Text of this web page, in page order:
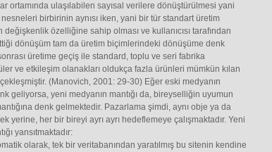
ortamında ulaşılabilen sayısal verilere dönüştürülmesi yani
birbirinin aynısı iken, yani bir tür standart üretim
özelliğine sahip olması ve kullanıcısı tarafından
dönüşüm tam da üretim biçimlerindeki dönüşüme denk
üretime geçiş ile standard, toplu ve seri fabrika
ve etkileşim olanakları oldukça fazla ürünleri mümkün kılan
(Manovich, 2001: 29-30) Eğer eski medyanın
geliyorsa, yeni medyanın mantığı da, bireyselliğin uyumun
denk gelmektedir. Pazarlama şimdi, aynı obje ya da
yerine, her bir bireyi ayrı ayrı hedeflemeye çalışmaktadır. Yeni
yansıtmaktadır:
olarak, tek bir veritabanından yaratılmış bu sitenin kendine